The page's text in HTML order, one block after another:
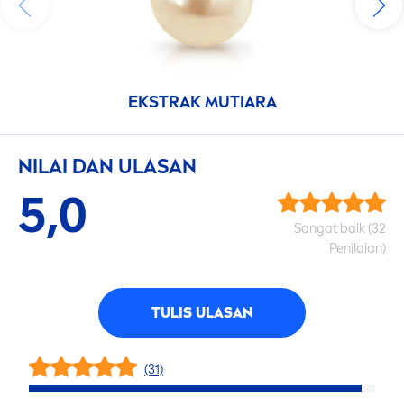
EKSTRAK MUTIARA
NILAI DAN ULASAN
5,0
Sangat baik (32
Penilaian)
TULIS ULASAN
(31)